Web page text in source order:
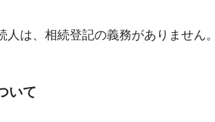
は、相続登記の義務がありません。
いて